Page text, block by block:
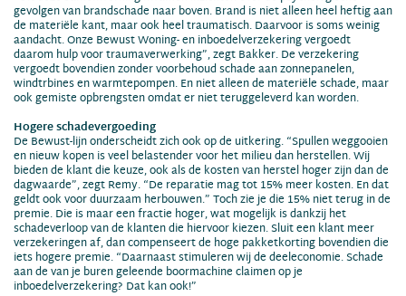
gevolgen van brandschade naar boven. Brand is niet alleen heel heftig aan
de materiële kant, maar ook heel traumatisch. Daarvoor is soms weinig
aandacht. Onze Bewust Woning- en inboedelverzekering vergoedt
daarom hulp voor traumaverwerking”, zegt Bakker. De verzekering
vergoedt bovendien zonder voorbehoud schade aan zonnepanelen,
windtrbines en warmtepompen. En niet alleen de materiële schade, maar
ook gemiste opbrengsten omdat er niet teruggeleverd kan worden.
Hogere schadevergoeding
De Bewust-lijn onderscheidt zich ook op de uitkering. “Spullen weggooien
en nieuw kopen is veel belastender voor het milieu dan herstellen. Wij
bieden de klant die keuze, ook als de kosten van herstel hoger zijn dan de
dagwaarde”, zegt Remy. “De reparatie mag tot 15% meer kosten. En dat
geldt ook voor duurzaam herbouwen.” Toch zie je die 15% niet terug in de
premie. Die is maar een fractie hoger, wat mogelijk is dankzij het
schadeverloop van de klanten die hiervoor kiezen. Sluit een klant meer
verzekeringen af, dan compenseert de hoge pakketkorting bovendien die
iets hogere premie. “Daarnaast stimuleren wij de deeleconomie. Schade
aan de van je buren geleende boormachine claimen op je
inboedelverzekering? Dat kan ook!”